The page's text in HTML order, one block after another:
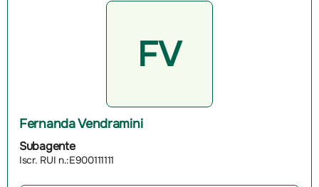
FV
Fernanda Vendramini
Subagente
Iscr. RUI n.:E900111111